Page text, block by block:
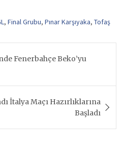
, Final Grubu, Pınar Karşıyaka, Tofaş
Fenerbahçe Beko’yu
İtalya Maçı Hazırlıklarına
Başladı